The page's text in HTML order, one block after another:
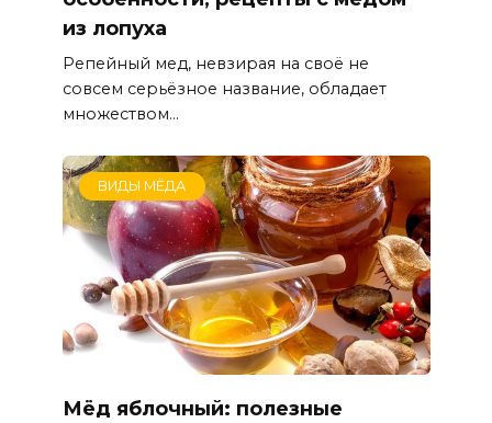
из лопуха
Репейный мед, невзирая на своё не
совсем серьёзное название, обладает
множеством...
ВИДЫ МЁДА
Мёд яблочный: полезные